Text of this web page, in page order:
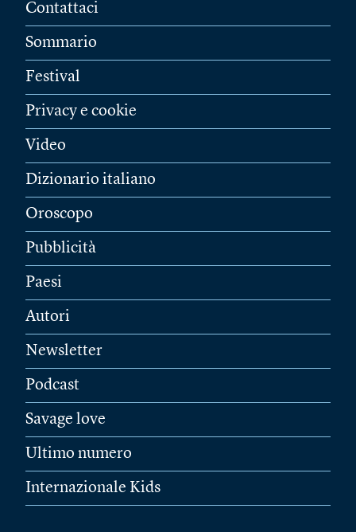
Contattaci
Sommario
Festival
Privacy e cookie
Video
Dizionario italiano
Oroscopo
Pubblicità
Paesi
Autori
Newsletter
Podcast
Savage love
Ultimo numero
Internazionale Kids